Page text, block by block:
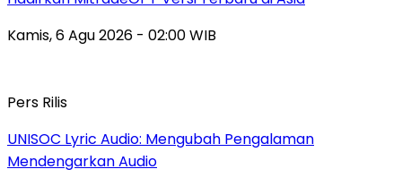
Kamis, 6 Agu 2026 - 02:00 WIB
Pers Rilis
UNISOC Lyric Audio: Mengubah Pengalaman
Mendengarkan Audio